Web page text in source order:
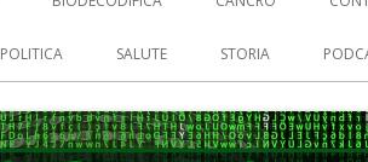
POLITICA SALUTE STORIA